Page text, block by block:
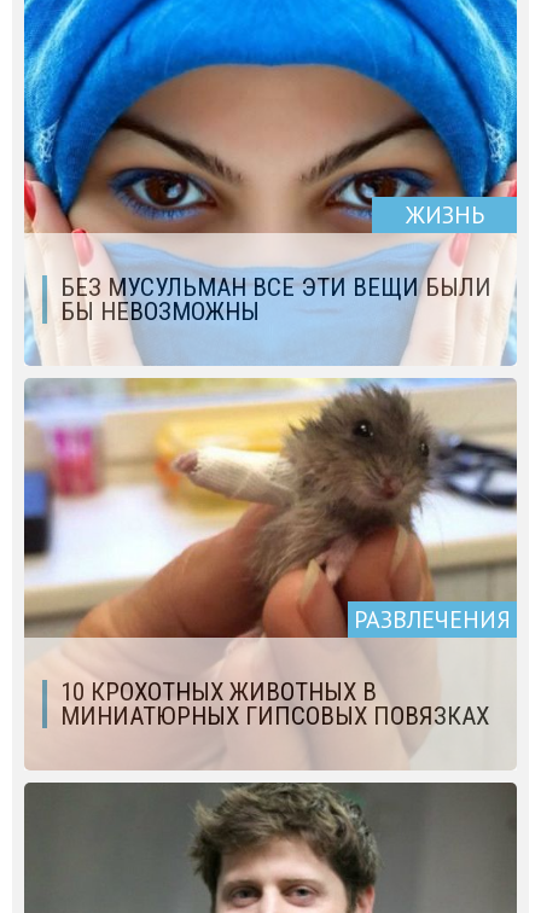
ЖИЗНЬ
БЕЗ МУСУЛЬМАН ВСЕ ЭТИ ВЕЩИ БЫЛИ
БЫ НЕВОЗМОЖНЫ
РАЗВЛЕЧЕНИЯ
10 КРОХОТНЫХ ЖИВОТНЫХ В
МИНИАТЮРНЫХ ГИПСОВЫХ ПОВЯЗКАХ